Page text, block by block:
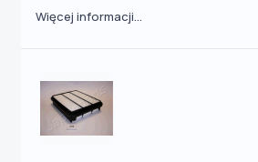
Więcej informacji...